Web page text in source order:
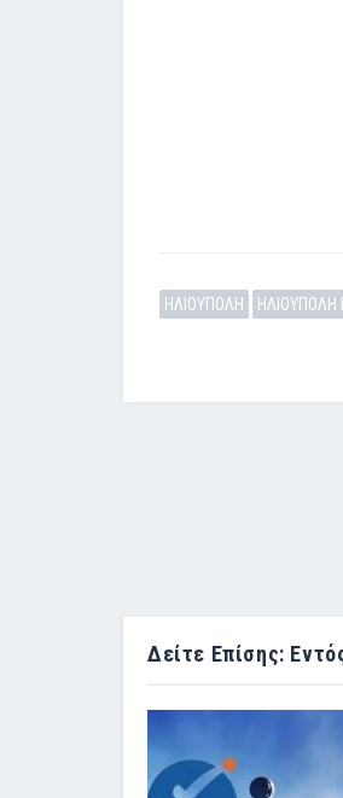
ΗΛΙΟΥΠΟΛΗ ΗΛΙΟΥΠΟΛΗ
Δείτε Επίσης: